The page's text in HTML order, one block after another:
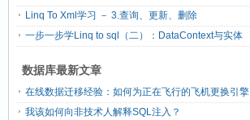
Linq To Xml学习 － 3.查询、更新、删除
一步一步学Linq to sql（二）：DataContext与实体
数据库最新文章
在线数据迁移经验：如何为正在飞行的飞机更换引擎
我该如何向非技术人解释SQL注入？